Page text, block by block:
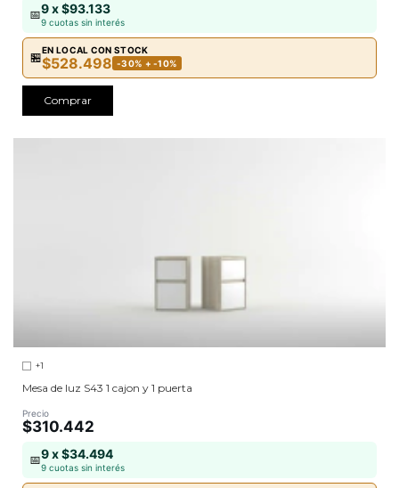
📅9 x $93.133
9 cuotas sin interés
🏪
EN LOCAL CON STOCK
$528.498 -30% + -10%
Comprar
+1
Mesa de luz S43 1 cajon y 1 puerta
Precio
$310.442
📅9 x $34.494
9 cuotas sin interés